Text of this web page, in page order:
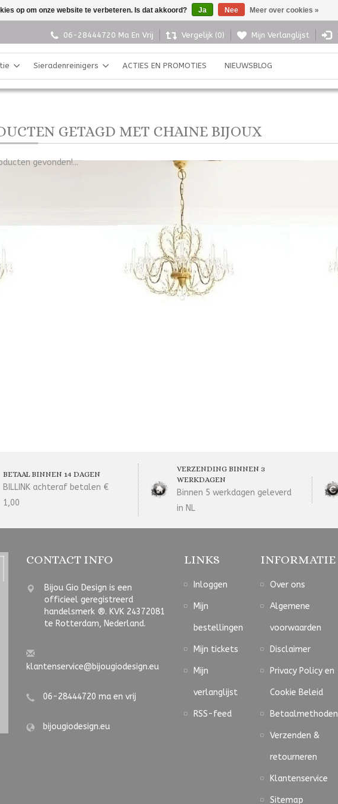
06-28444720 Ma En Vrij Vergelijk (0) Mijn Verlanglijst
Sieradenreinigers ACTIES EN PROMOTIES NIEUWSBLOG
GETAGD MET CHAINE BIJOUX
gevonden!...
BETAAL BINNEN 14 DAGEN
BILLINK achteraf betalen €
1,00
VERZENDING BINNEN 3
WERKDAGEN
Binnen 5 werkdagen geleverd
in NL
CONTACT INFO
Bijou Gio Design is een
officieel geregistreerd
handelsmerk ®. KVK 24372081
te Rotterdam, Nederland.
klantenservice@bijougiodesign.eu
06-28444720 ma en vrij
bijougiodesign.eu
LINKS
Inloggen
Mijn
bestellingen
Mijn tickets
Mijn
verlanglijst
RSS-feed
INFORMATIE
Over ons
Algemene
voorwaarden
Disclaimer
Privacy Policy en
Cookie Beleid
Betaalmethoden
Verzenden &
retourneren
Klantenservice
Sitemap
op om onze website te verbeteren. Is dat akkoord? Ja Nee Meer over cookies »